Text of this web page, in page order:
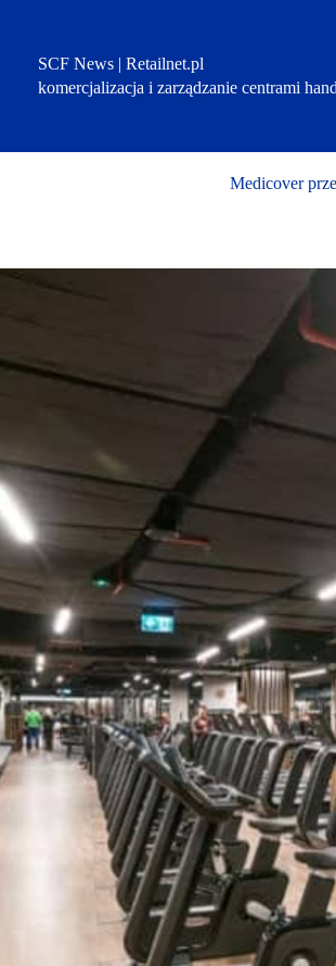
SCF News | Retailnet.pl
komercjalizacja i zarządzanie centrami
Medicover